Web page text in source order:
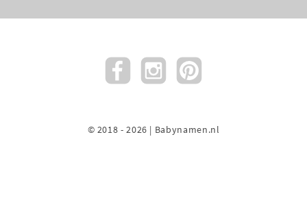
© 2018 - 2026 | Babynamen.nl